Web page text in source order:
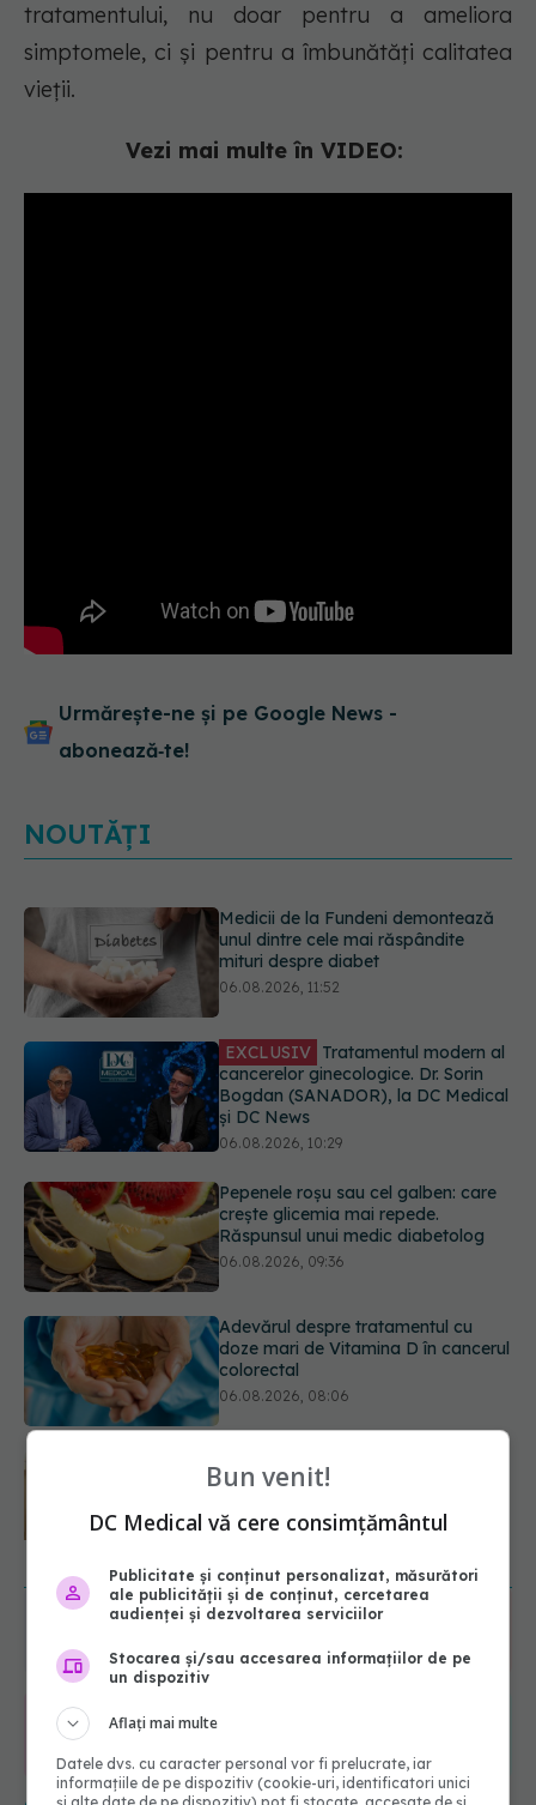
tratamentului, nu doar pentru a ameliora
simptomele, ci și pentru a îmbunătăți calitatea
vieții.
Vezi mai multe în VIDEO:
Urmărește-ne și pe Google News -
abonează‑te!
NOUTĂȚI
EXCLUSIV Tratamentul modern al
cancerelor ginecologice. Dr. Sorin
Bogdan (SANADOR), la DC Medical
și DC News
Pepenele roșu sau cel galben: care
crește glicemia mai repede.
Răspunsul unui medic diabetolog
06.08.2026, 09:36
Adevărul despre tratamentul cu
doze mari de Vitamina D în cancerul
colorectal
06.08.2026, 08:06
Gabriela Cristea, manifest pentru
respect și acceptare: Corpul
fiecăruia spune o poveste
05.08.2026, 21:23
unul dintre cele mai răspândite
06.08.2026, 11:52
URMĂREȘTE-NE ȘI PE:
URMĂRITORI
ABONAȚI
365
URMĂRITORI URMĂRITORI
Bun venit!
DC Medical vă cere consimțământul
Publicitate și conținut personalizat, măsurători
ale publicității și de conținut, cercetarea
audienței și dezvoltarea serviciilor
Stocarea și/sau accesarea informațiilor de pe
un dispozitiv
Aflați mai multe
Datele dvs. cu caracter personal vor fi prelucrate, iar
informațiile de pe dispozitiv (cookie-uri, identificatori unici